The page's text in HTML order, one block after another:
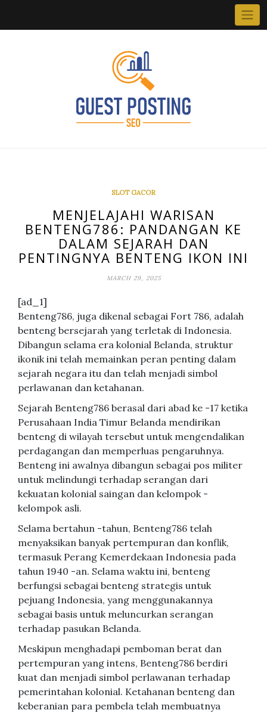
SLOT GACOR
MENJELAJAHI WARISAN
BENTENG786: PANDANGAN KE
DALAM SEJARAH DAN
PENTINGNYA BENTENG IKON INI
MARCH 29, 2025
[ad_1]
Benteng786, juga dikenal sebagai Fort 786, adalah
benteng bersejarah yang terletak di Indonesia.
Dibangun selama era kolonial Belanda, struktur
ikonik ini telah memainkan peran penting dalam
sejarah negara itu dan telah menjadi simbol
perlawanan dan ketahanan.
Sejarah Benteng786 berasal dari abad ke -17 ketika
Perusahaan India Timur Belanda mendirikan
benteng di wilayah tersebut untuk mengendalikan
perdagangan dan memperluas pengaruhnya.
Benteng ini awalnya dibangun sebagai pos militer
untuk melindungi terhadap serangan dari
kekuatan kolonial saingan dan kelompok -
kelompok asli.
Selama bertahun -tahun, Benteng786 telah
menyaksikan banyak pertempuran dan konflik,
termasuk Perang Kemerdekaan Indonesia pada
tahun 1940 -an. Selama waktu ini, benteng
berfungsi sebagai benteng strategis untuk
pejuang Indonesia, yang menggunakannya
sebagai basis untuk meluncurkan serangan
terhadap pasukan Belanda.
Meskipun menghadapi pemboman berat dan
pertempuran yang intens, Benteng786 berdiri
kuat dan menjadi simbol perlawanan terhadap
pemerintahan kolonial. Ketahanan benteng dan
keberanian para pembela telah membuatnya